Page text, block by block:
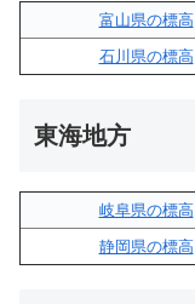
富山県の標高
石川県の標高
東海地方
岐阜県の標高
静岡県の標高